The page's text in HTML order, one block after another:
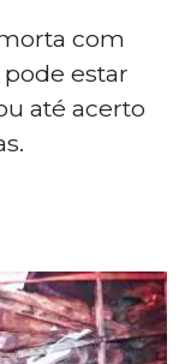
com
estar
até acerto